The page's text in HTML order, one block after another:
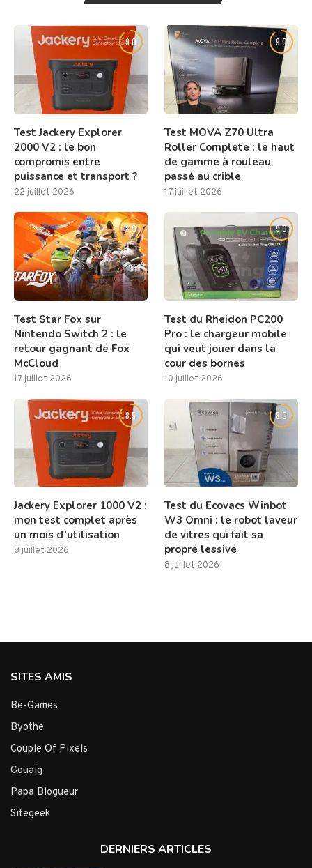
9.0
Test Jackery Explorer
2000 V2 : le bon
compromis entre
puissance et transport ?
22 juillet 2026
9.0
Test MOVA Z70 Ultra
Roller Complete : le haut
de gamme à rouleau
passé au crible
17 juillet 2026
8.0
Test Star Fox sur
Nintendo Switch 2 : le
retour gagnant de Fox
McCloud
17 juillet 2026
9.0
Test du Rheidon PC200
Pro : le chargeur mobile
qui veut jouer dans la
cour des bornes
10 juillet 2026
8.5
Jackery Explorer 1000 V2 :
mon test complet après
un mois d’utilisation
8 juillet 2026
8.0
Test du Ecovacs Winbot
W3 Omni : le robot laveur
de vitres qui fait sa
propre lessive
8 juillet 2026
SITES AMIS
Be-Games
Byothe
Couple Of Pixels
Gouaig
Papa Blogueur
Sitegeek
DERNIERS ARTICLES